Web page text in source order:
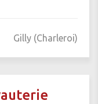
Gilly (Charleroi)